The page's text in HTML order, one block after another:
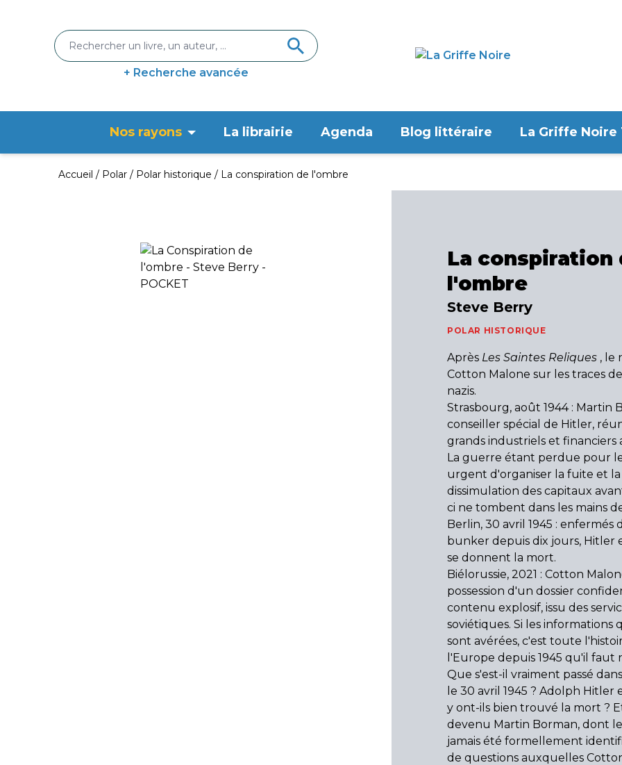
+ Recherche avancée
Nos rayons La librairie Agenda Blog littéraire La Griffe Noire
Accueil Polar Polar historique La conspiration de l'ombre
La conspiration
l'ombre
Steve Berry
POLAR HISTORIQUE
Après Les Saintes Reliques , le
Cotton Malone sur les traces
nazis.
Strasbourg, août 1944 : Martin
conseiller spécial de Hitler,
grands industriels et financiers
La guerre étant perdue pour
urgent d'organiser la fuite et la
dissimulation des capitaux
ci ne tombent dans les mains
Berlin, 30 avril 1945 : enfermés
bunker depuis dix jours, Hitler
se donnent la mort.
Biélorussie, 2021 : Cotton
possession d'un dossier
contenu explosif, issu des
soviétiques. Si les informations
sont avérées, c'est toute
l'Europe depuis 1945 qu'il faut
Que s'est-il vraiment passé
le 30 avril 1945 ? Adolph Hitler
y ont-ils bien trouvé la mort ?
devenu Martin Borman, dont
jamais été formellement
de questions auxquelles